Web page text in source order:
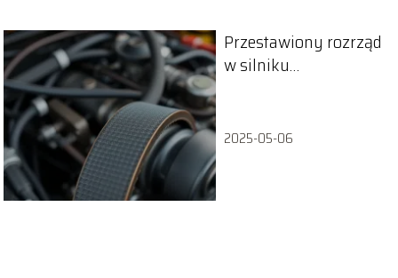
Przestawiony rozrząd
w silniku
2025-05-06